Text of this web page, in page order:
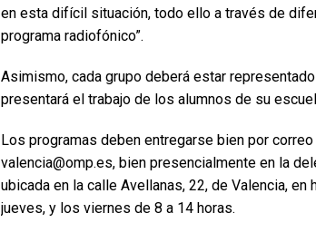
en esta difícil situación, todo ello a través de
programa radiofónico”.
Asimismo, cada grupo deberá estar
presentará el trabajo de los alumnos de su
Los programas deben entregarse bien por
valencia@omp.es, bien presencialmente en la
ubicada en la calle Avellanas, 22, de Valencia,
jueves, y los viernes de 8 a 14 horas.